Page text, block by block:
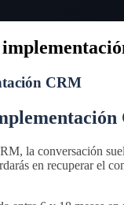
CRM
la conversación
en recuperar el